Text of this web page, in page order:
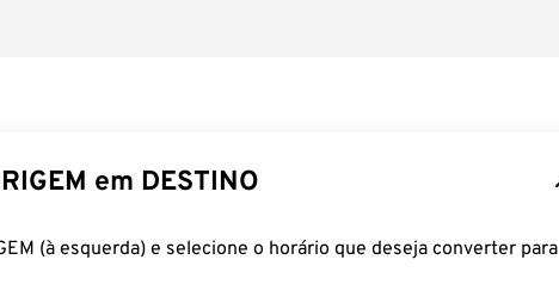
em DESTINO
(à esquerda) e selecione o horário que deseja converter para